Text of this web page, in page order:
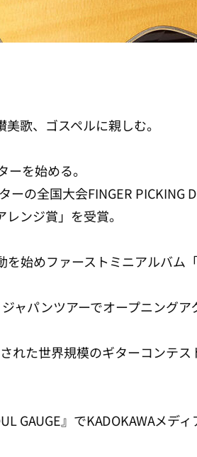
歌、ゴスペルに親しむ。
を始める。
ーの全国大会FINGER PICKING
ンジ賞」を受賞。
を始めファーストミニアルバム
ャパンツアーでオープニングア
れた世界規模のギターコンテ
GAUGE』でKADOKAWAメデ